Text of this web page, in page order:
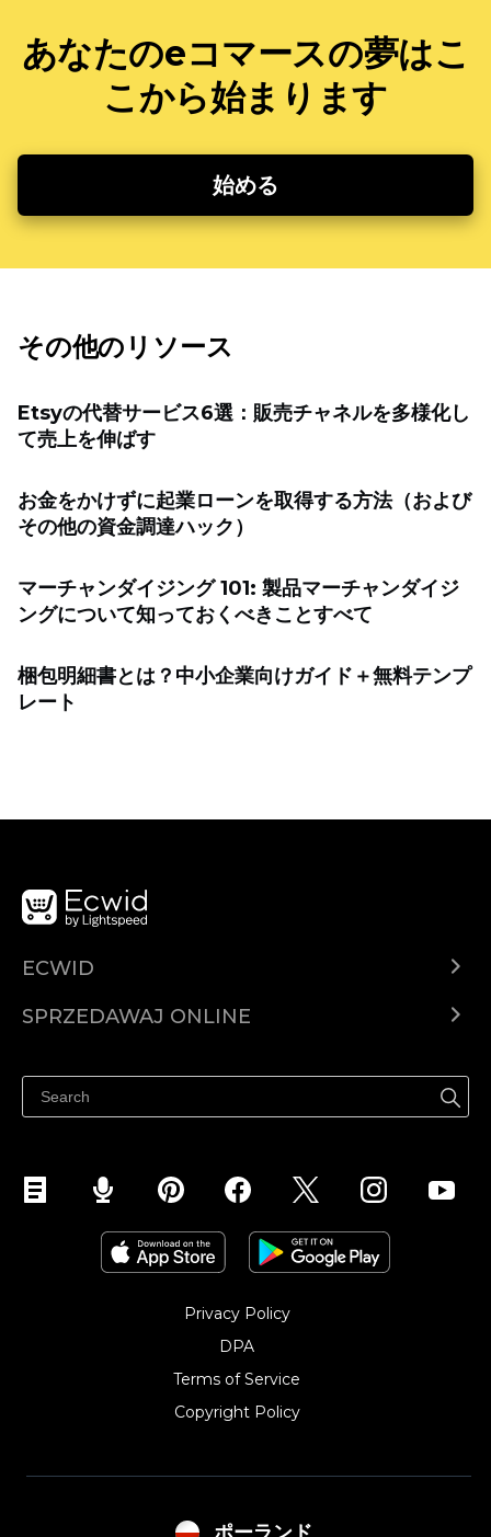
あなたのeコマースの夢はこ
こから始まります
始める
その他のリソース
Etsyの代替サービス6選：販売チャネルを多様化し
て売上を伸ばす
お金をかけずに起業ローンを取得する方法（および
その他の資金調達ハック）
マーチャンダイジング 101: 製品マーチャンダイジ
ングについて知っておくべきことすべて
梱包明細書とは？中小企業向けガイド＋無料テンプ
レート
ECWID
Cena
SPRZEDAWAJ ONLINE
Sprzedawaj na Facebooku
Sprzedawaj na Instagramie
Privacy Policy
DPA
Terms of Service
Copyright Policy‎